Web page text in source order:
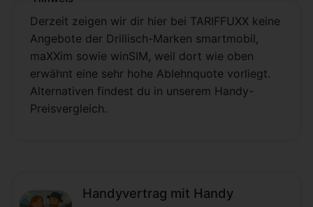
Derzeit zeigen wir dir hier bei TARIFFUXX keine
Angebote der Drillisch-Marken smartmobil,
maXXim sowie winSIM, weil dort wie oben
erwähnt eine sehr hohe Ablehnquote vorliegt.
Alternativen findest du in unserem Handy-
Preisvergleich.
Handyvertrag mit Handy